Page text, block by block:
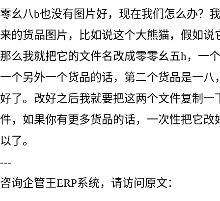
零幺八b也没有图片好，现在我们怎么办？
来的货品图片，比如说这个大熊猫，假如说
那么我就把它的文件名改成零零幺五h，一
一个另外一个货品的话，第二个货品是一八
好了。改好之后我就要把这两个文件复制一
件，如果你有更多货品的话，一次性把它改
以了。
---
咨询企管王ERP系统，请访问原文：